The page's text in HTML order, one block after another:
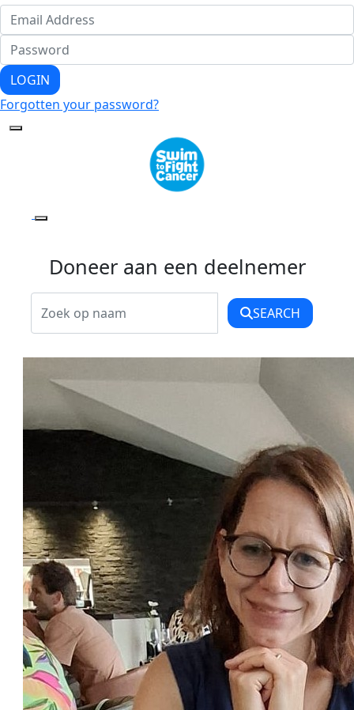
LOGIN
Forgotten your password?
Doneer aan een deelnemer
SEARCH